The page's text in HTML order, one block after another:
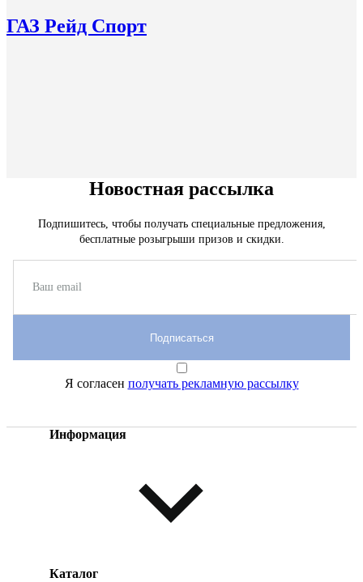
ГАЗ Рейд Спорт
Информация
Каталог
Новостная рассылка
Подпишитесь, чтобы получать специальные предложения,
бесплатные розыгрыши призов и скидки.
Подписаться
Я согласен получать рекламную рассылку